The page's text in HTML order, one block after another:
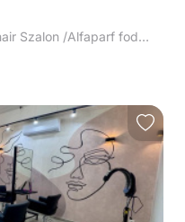
1172. Budapest X. utca 1. Dreamhair Szalon /Alfaparf fodrászat (Skylux /Luxoya mellett)